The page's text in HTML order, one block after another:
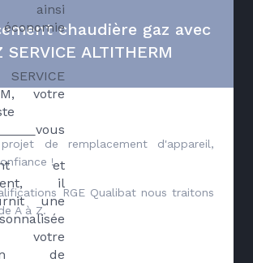
ainsi
votre
vous
et
il
une
de
chaudière gaz avec
SERVICE ALTITHERM
de remplacement d'appareil,
!
RGE Qualibat nous traitons
A à Z.